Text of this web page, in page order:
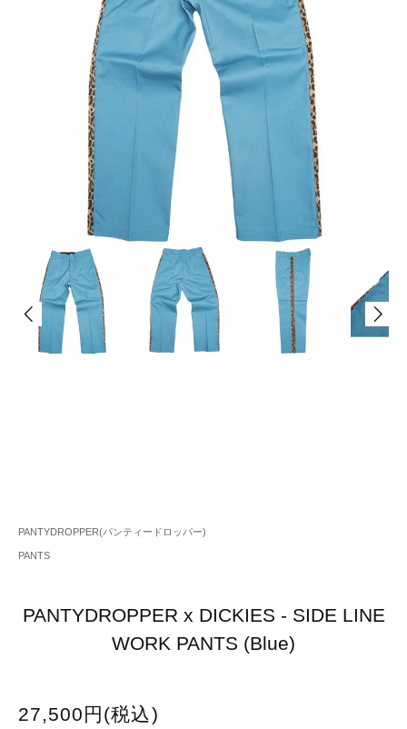
PANTYDROPPER(パンティードロッパー)
PANTS
PANTYDROPPER x DICKIES - SIDE LINE
WORK PANTS (Blue)
27,500円(税込)